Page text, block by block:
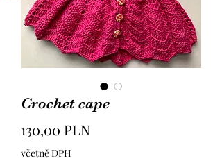
Crochet cape
130,00 PLNCena
včetně DPH